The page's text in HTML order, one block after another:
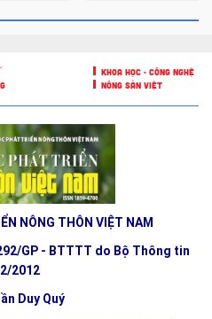
KHOA HỌC - CÔNG NGHỆ
NÔNG SẢN VIỆT
NÔNG THÔN VIỆT NAM
GP - BTTTT do Bộ Thông tin
2012
Duy Quý